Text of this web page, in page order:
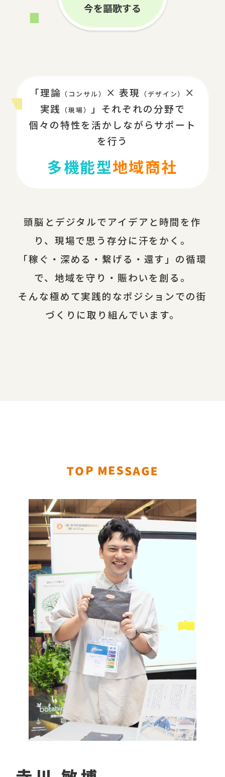
今を謳歌する
「理論 （コンサル） × 表現 （デザイン）
×
実践 （現場）
」それぞれの分野で
個々の特性を活かしながらサポート
を行う
多機能型地域商社
頭脳とデジタルでアイデアと時間を作
り、現場で思う存分に汗をかく。
「稼ぐ・深める・繋げる・還す」の循環
で、地域を守り・賑わいを創る。
そんな極めて実践的なポジションでの街
づくりに取り組んでいます。